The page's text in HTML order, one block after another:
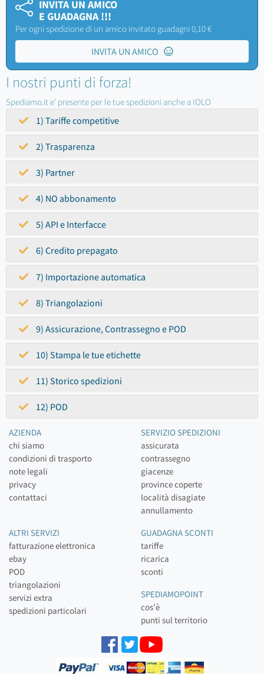
INVITA UN AMICO
E GUADAGNA !!!
Per ogni spedizione di un amico invitato guadagni 0,10 €
INVITA UN AMICO
I nostri punti di forza!
Spediamo.it e' presente per le tue spedizioni anche a IOLO
1) Tariffe competitive
2) Trasparenza
3) Partner
4) NO abbonamento
5) API e Interfacce
6) Credito prepagato
7) Importazione automatica
8) Triangolazioni
9) Assicurazione, Contrassegno e POD
10) Stampa le tue etichette
11) Storico spedizioni
12) POD
AZIENDA
chi siamo
condizioni di trasporto
note legali
privacy
contattaci
SERVIZIO SPEDIZIONI
assicurata
contrassegno
giacenze
province coperte
località disagiate
annullamento
ALTRI SERVIZI
fatturazione elettronica
ebay
POD
triangolazioni
servizi extra
spedizioni particolari
GUADAGNA SCONTI
tariffe
ricarica
sconti
SPEDIAMOPOINT
cos'è
punti sul territorio